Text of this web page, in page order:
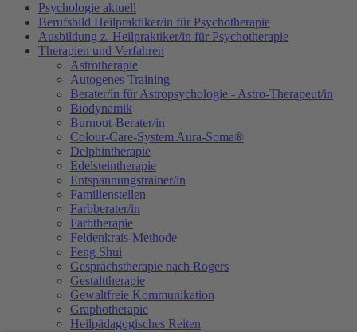
Psychologie aktuell
Berufsbild Heilpraktiker/in für Psychotherapie
Ausbildung z. Heilpraktiker/in für Psychotherapie
Therapien und Verfahren
Astrotherapie
Autogenes Training
Berater/in für Astropsychologie - Astro-Therapeut/in
Biodynamik
Burnout-Berater/in
Colour-Care-System Aura-Soma®
Delphintherapie
Edelsteintherapie
Entspannungstrainer/in
Familienstellen
Farbberater/in
Farbtherapie
Feldenkrais-Methode
Feng Shui
Gesprächstherapie nach Rogers
Gestalttherapie
Gewaltfreie Kommunikation
Graphotherapie
Heilpädagogisches Reiten